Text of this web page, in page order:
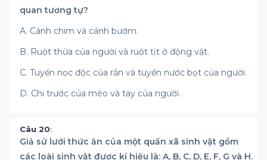
quan tương tự?
A. Cánh chim và cánh bướm.
B. Ruột thừa của người và ruột tịt ở động vật.
C. Tuyến nọc độc của rắn và tuyến nước bọt của người.
D. Chi trước của mèo và tay của người.
Câu 20:
Giả sử lưới thức ăn của một quần xã sinh vật gồm
các loài sinh vật được kí hiệu là: A, B, C, D, E, F, G và H.